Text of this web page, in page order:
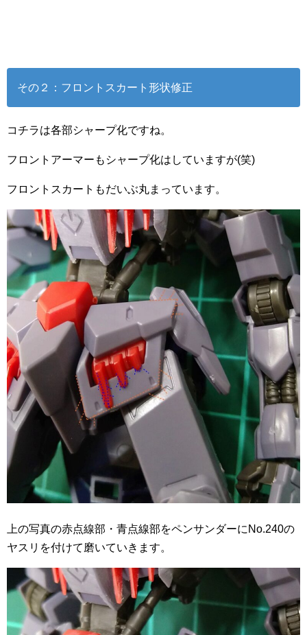
その２：フロントスカート形状修正
コチラは各部シャープ化ですね。
フロントアーマーもシャープ化はしていますが(笑)
フロントスカートもだいぶ丸まっています。
上の写真の赤点線部・青点線部をペンサンダーにNo.240の
ヤスリを付けて磨いていきます。